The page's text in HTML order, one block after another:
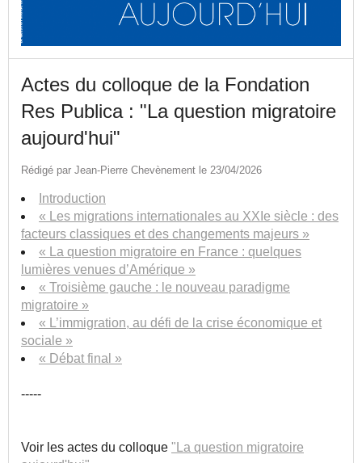
Actes du colloque de la Fondation
Res Publica : "La question migratoire
aujourd'hui"
Rédigé par Jean-Pierre Chevènement le 23/04/2026
Introduction
« Les migrations internationales au XXIe siècle : des
facteurs classiques et des changements majeurs »
« La question migratoire en France : quelques
lumières venues d’Amérique »
« Troisième gauche : le nouveau paradigme
migratoire »
« L’immigration, au défi de la crise économique et
sociale »
« Débat final »
-----
Voir les actes du colloque "La question migratoire